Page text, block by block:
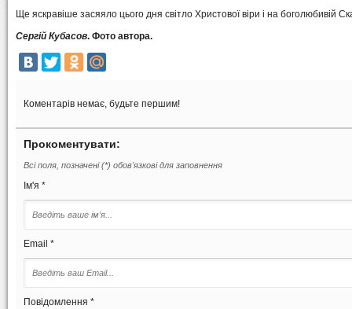
Ще яскравіше засяяло цього дня світло Христової віри і на боголюбивій
Сергій Кубасов. Фото автора.
Коментарів немає, будьте першим!
Прокоментувати:
Всі поля, позначені (*) обов'язкові для заповнення
Ім'я *
Email *
Повідомлення *